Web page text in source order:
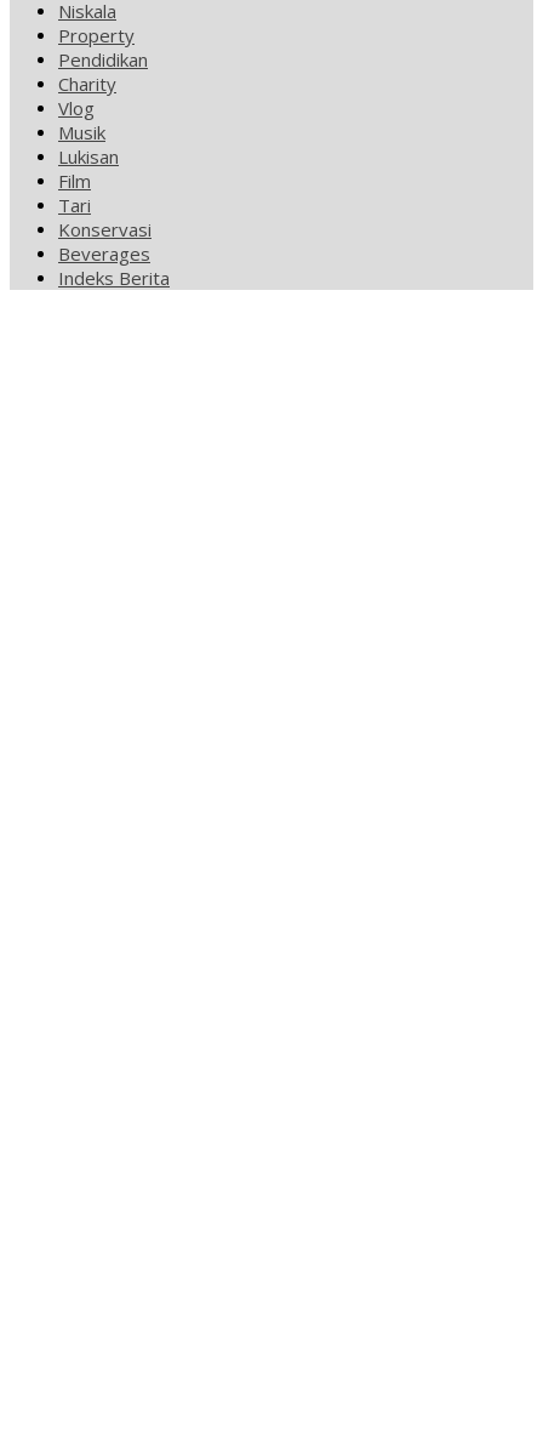
Niskala
Property
Pendidikan
Charity
Vlog
Musik
Lukisan
Film
Tari
Konservasi
Beverages
Indeks Berita